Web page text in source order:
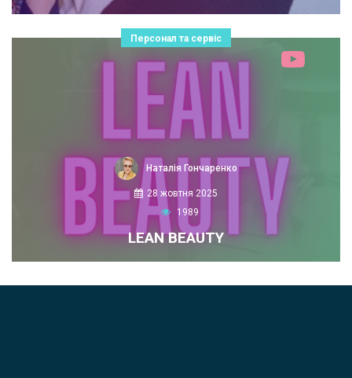
Персонал та сервіс
Наталія Гончаренко
28 жовтня 2025
1989
LEAN BEAUTY